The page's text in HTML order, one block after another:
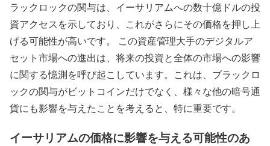
ラックロックの関与は、イーサリアムへの数十億ドルの投
資アクセスを示しており、これがさらにその価格を押し上
げる可能性が高いです。 この資産管理大手のデジタルア
セット市場への進出は、将来の投資と全体の市場への影響
に関する憶測を呼び起こしています。これは、ブラックロ
ックの関与がビットコインだけでなく、様々な他の暗号通
貨にも影響を与えたことを考えると、特に重要です。
イーサリアムの価格に影響を与える可能性のあ